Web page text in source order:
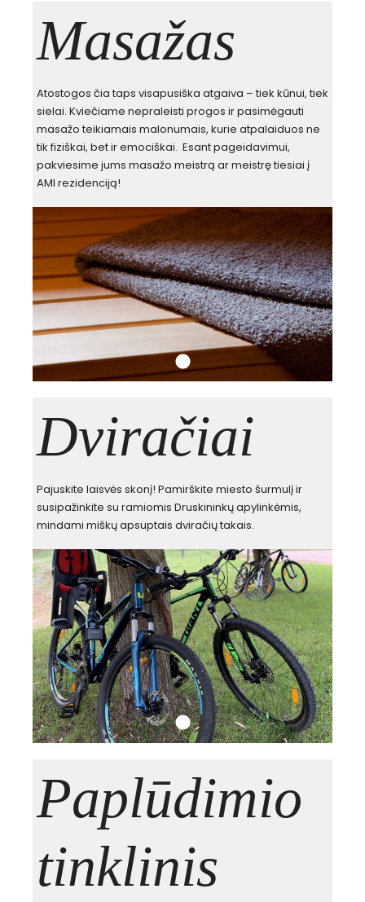
Masažas
Atostogos čia taps visapusiška atgaiva – tiek kūnui, tiek
sielai. Kviečiame nepraleisti progos ir pasimėgauti
masažo teikiamais malonumais, kurie atpalaiduos ne
tik fiziškai, bet ir emociškai. Esant pageidavimui,
pakviesime jums masažo meistrą ar meistrę tiesiai į
AMI rezidenciją!
Dviračiai
Pajuskite laisvės skonį! Pamirškite miesto šurmulį ir
susipažinkite su ramiomis Druskininkų apylinkėmis,
mindami miškų apsuptais dviračių takais.
Paplūdimio
tinklinis